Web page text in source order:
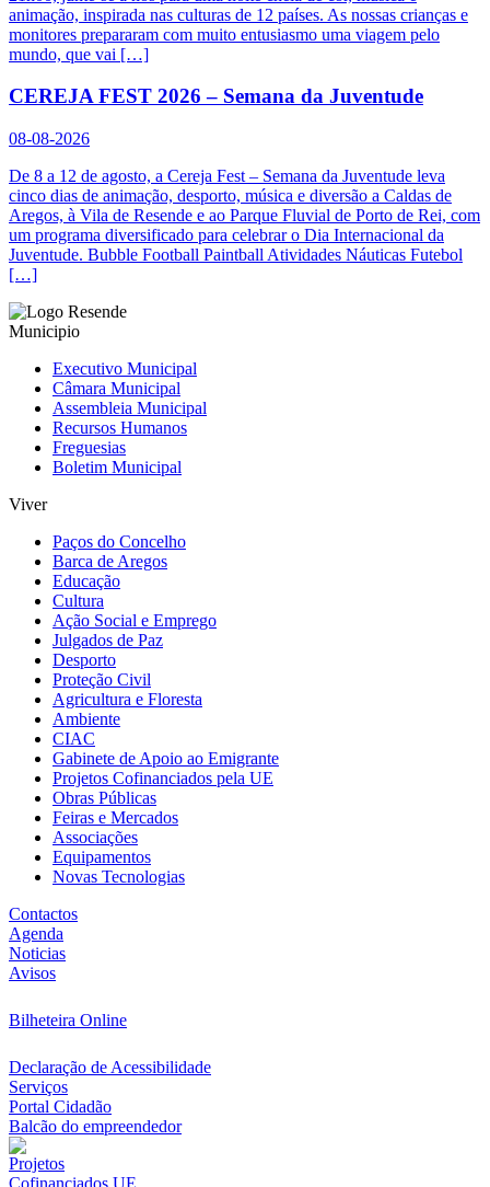
animação, inspirada nas culturas de 12 países. As nossas crianças e
monitores prepararam com muito entusiasmo uma viagem pelo
mundo, que vai […]
CEREJA FEST 2026 – Semana da Juventude
08-08-2026
De 8 a 12 de agosto, a Cereja Fest – Semana da Juventude leva
cinco dias de animação, desporto, música e diversão a Caldas de
Aregos, à Vila de Resende e ao Parque Fluvial de Porto de Rei, com
um programa diversificado para celebrar o Dia Internacional da
Juventude. Bubble Football Paintball Atividades Náuticas Futebol
[…]
Municipio
Executivo Municipal
Câmara Municipal
Assembleia Municipal
Recursos Humanos
Freguesias
Boletim Municipal
Viver
Paços do Concelho
Barca de Aregos
Educação
Cultura
Ação Social e Emprego
Julgados de Paz
Desporto
Proteção Civil
Agricultura e Floresta
Ambiente
CIAC
Gabinete de Apoio ao Emigrante
Projetos Cofinanciados pela UE
Obras Públicas
Feiras e Mercados
Associações
Equipamentos
Novas Tecnologias
Contactos
Agenda
Noticias
Avisos
Bilheteira Online
Declaração de Acessibilidade
Serviços
Portal Cidadão
Balcão do empreendedor
Projetos
Cofinanciados UE